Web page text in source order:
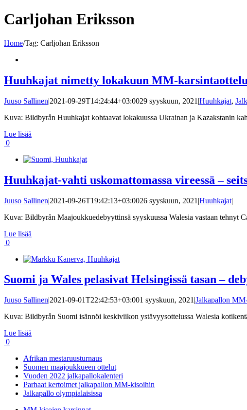
Carljohan Eriksson
Home/Tag: Carljohan Eriksson
Huuhkajat nimetty lokakuun MM-
Juuso Sallinen|2021-09-29T14:24:44+03:0029 syyskuun, 2021 |Huuhkajat,
Kuva: Bildbyrån Huuhkajat kohtaavat lokakuussa Ukrainan ja Kazakstanin
Lue lisää
0
Huuhkajat-vahti uskomattomassa vireessä –
Juuso Sallinen|2021-09-26T19:42:13+03:0026 syyskuun, 2021 |Huuhkajat|
Kuva: Bildbyrån Maajoukkuedebyyttinsä syyskuussa Walesia vastaan tehnyt
Lue lisää
0
Suomi ja Wales pelasivat Helsingissä tasan –
Juuso Sallinen|2021-09-01T22:42:53+03:001 syyskuun, 2021 |Jalkapallon
Kuva: Bildbyrån Suomi isännöi keskiviikon ystävyysottelussa Walesia
Lue lisää
0
Afrikan mestaruusturnaus
Suomen maajoukkueen ottelut
Vuoden 2022 jalkapallokalenteri
Parhaat kertoimet jalkapallon MM-kisoihin
Jalkapallo olympialaisissa